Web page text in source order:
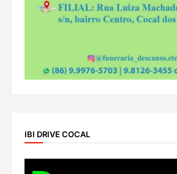
IBI DRIVE COCAL